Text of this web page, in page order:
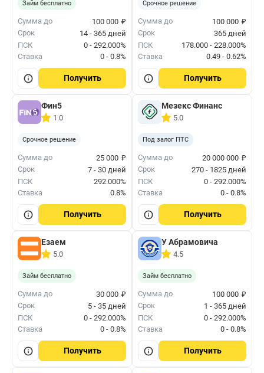
Займ бесплатно
Сумма до 100 000 ₽
Срок
14 - 365 дней
ПСК
0 - 292.000%
Ставка
0 - 0.8%
Получить
Срочное решение
Сумма до 100 000 ₽
Срок
365 дней
ПСК
178.000 - 228.000%
Ставка
0.49 - 0.62%
Получить
Фин5
1.0
Срочное решение
Сумма до 25 000 ₽
Срок
7 - 30 дней
ПСК
292.000%
Ставка
0.8%
Получить
Мезекс Финанс
5.0
Под залог ПТС
Сумма до 20 000 000 ₽
Срок
270 - 1825 дней
ПСК
0 - 292.000%
Ставка
0 - 0.8%
Получить
Езаем
5.0
Займ бесплатно
Сумма до 30 000 ₽
Срок
5 - 35 дней
ПСК
0 - 292.000%
Ставка
0 - 0.8%
Получить
У Абрамовича
4.5
Займ бесплатно
Сумма до 100 000 ₽
Срок
1 - 365 дней
ПСК
0 - 292.000%
Ставка
0 - 0.8%
Получить